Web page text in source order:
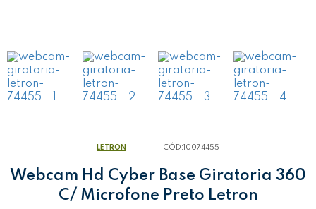
LETRON CÓD: 10074455
Webcam Hd Cyber Base Giratoria 360
C/ Microfone Preto Letron